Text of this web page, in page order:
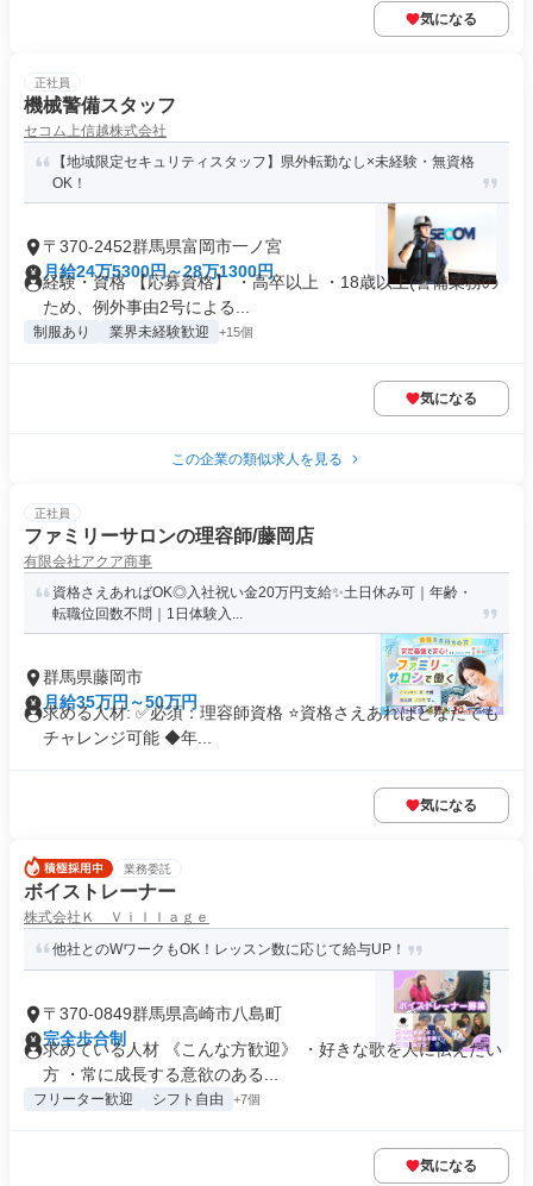
気になる
正社員
機械警備スタッフ
セコム上信越株式会社
【地域限定セキュリティスタッフ】県外転勤なし×未経験・無資格
OK！
〒370-2452群馬県富岡市一ノ宮
月給24万5300円～28万1300円
経験・資格 【応募資格】 ・高卒以上 ・18歳以上(警備業務の
ため、例外事由2号による...
制服あり 業界未経験歓迎 +15個
気になる
この企業の類似求人を見る
正社員
ファミリーサロンの理容師/藤岡店
有限会社アクア商事
資格さえあればOK◎入社祝い金20万円支給✨️土日休み可｜年齢・
転職位回数不問｜1日体験入...
群馬県藤岡市
月給35万円～50万円
求める人材: ✅必須：理容師資格 ⭐️資格さえあればどなたでも
チャレンジ可能 ◆年...
気になる
業務委託
ボイストレーナー
株式会社Ｋ Ｖｉｌｌａｇｅ
他社とのWワークもOK！レッスン数に応じて給与UP！
〒370-0849群馬県高崎市八島町
完全歩合制
求めている人材 《こんな方歓迎》 ・好きな歌を人に伝えたい
方 ・常に成長する意欲のある...
フリーター歓迎 シフト自由 +7個
気になる